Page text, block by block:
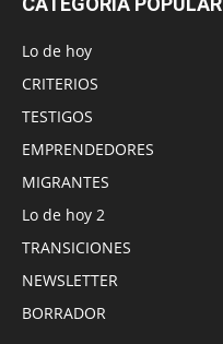
Lo de hoy
CRITERIOS
TESTIGOS
EMPRENDEDORES
MIGRANTES
Lo de hoy 2
TRANSICIONES
NEWSLETTER
BORRADOR